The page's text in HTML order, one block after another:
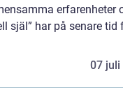
erfarenheter
själ” har på senare tid
07 juli